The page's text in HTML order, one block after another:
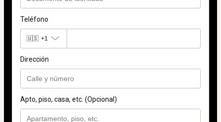
Teléfono
🇺🇸 +1
Dirección
Apto, piso, casa, etc. (Opcional)